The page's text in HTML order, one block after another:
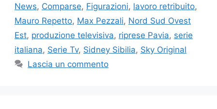
News, Comparse, Figurazioni, lavoro retribuito,
Mauro Repetto, Max Pezzali, Nord Sud Ovest
Est, produzione televisiva, riprese Pavia, serie
italiana, Serie Tv, Sidney Sibilia, Sky Original
Lascia un commento